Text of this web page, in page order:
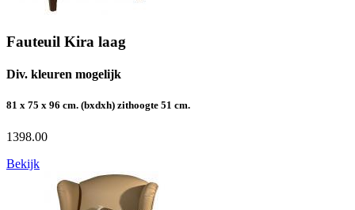
Fauteuil Kira laag
Div. kleuren mogelijk
81 x 75 x 96 cm. (bxdxh) zithoogte 51 cm.
1398.00
Bekijk